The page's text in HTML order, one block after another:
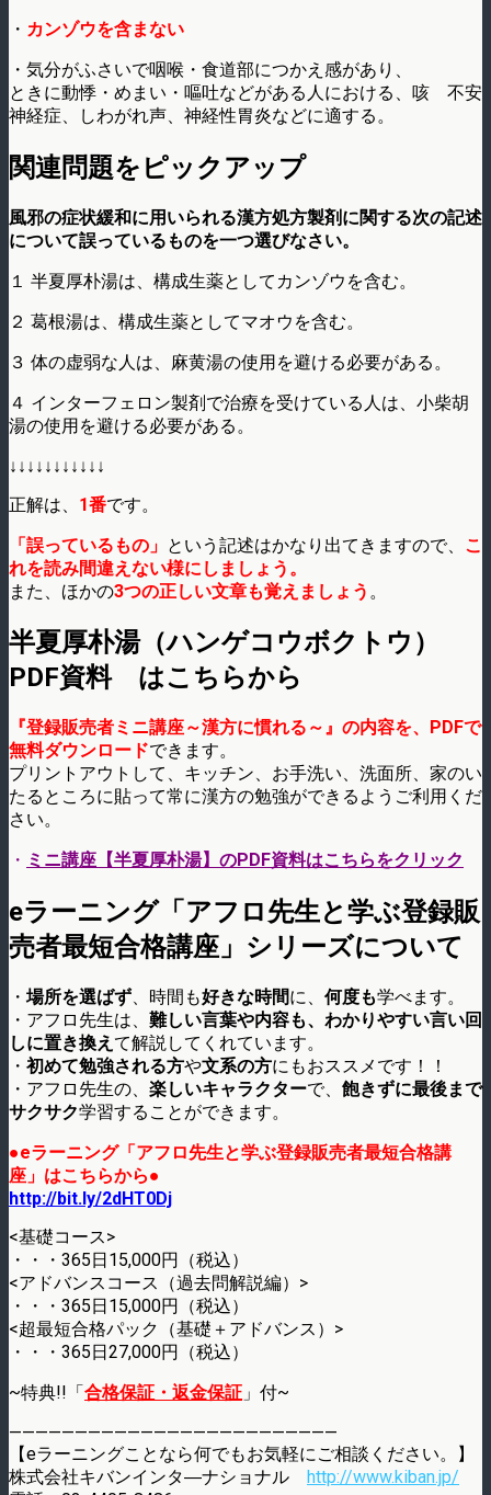
・ カンゾウを含まない
・気分がふさいで咽喉・食道部につかえ感があり、
ときに動悸・めまい・嘔吐などがある人における、咳 不安
神経症、しわがれ声、神経性胃炎などに適する。
関連問題をピックアップ
風邪の症状緩和に用いられる漢方処方製剤に関する次の記述
について誤っているものを一つ選びなさい。
１ 半夏厚朴湯は、構成生薬としてカンゾウを含む。
２ 葛根湯は、構成生薬としてマオウを含む。
３ 体の虚弱な人は、麻黄湯の使用を避ける必要がある。
４ インターフェロン製剤で治療を受けている人は、小柴胡
湯の使用を避ける必要がある。
↓↓↓↓↓↓↓↓↓↓↓
正解は、 1番です。
「誤っているもの」 という記述はかなり出てきますので、 こ
れを読み間違えない様にしましょう。
また、ほかの3つの正しい文章も覚えましょう 。
半夏厚朴湯（ハンゲコウボクトウ）
PDF資料 はこちらから
『登録販売者ミニ講座～漢方に慣れる～』の内容を、PDFで
無料ダウンロードできます。
プリントアウトして、キッチン、お手洗い、洗面所、家のい
たるところに貼って常に漢方の勉強ができるようご利用くだ
さい。
・ ミニ講座【半夏厚朴湯】のPDF資料はこちらをクリック
eラーニング「アフロ先生と学ぶ登録販
売者最短合格講座」シリーズについて
・ 場所を選ばず、時間も好きな時間に、 何度も学べます。
・アフロ先生は、 難しい言葉や内容も、わかりやすい言い回
しに置き換え て解説してくれています。
・ 初めて勉強される方や文系の方にもおススメです！！
・アフロ先生の、 楽しいキャラクターで、 飽きずに最後まで
サクサク学習することができます。
●eラーニング「アフロ先生と学ぶ登録販売者最短合格講
座」はこちらから●
http://bit.ly/2dHT0Dj
<基礎コース>
・・・365日15,000円（税込）
<アドバンスコース（過去問解説編）>
・・・365日15,000円（税込）
<超最短合格パック（基礎＋アドバンス）>
・・・365日27,000円（税込）
~特典!!「合格保証・返金保証 」付~
—————————————————————————
【eラーニングことなら何でもお気軽にご相談ください。】
株式会社キバンインタ―ナショナル http://www.kiban.jp/